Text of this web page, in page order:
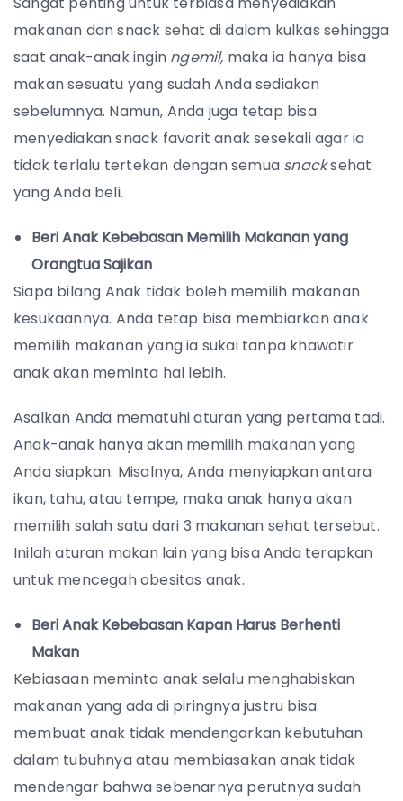
makanan dan snack sehat di dalam kulkas sehingga
saat anak-anak ingin ngemil, maka ia hanya bisa
makan sesuatu yang sudah Anda sediakan
sebelumnya. Namun, Anda juga tetap bisa
menyediakan snack favorit anak sesekali agar ia
tidak terlalu tertekan dengan semua snacksehat
yang Anda beli.
Beri Anak Kebebasan Memilih Makanan yang
Orangtua Sajikan
Siapa bilang Anak tidak boleh memilih makanan
kesukaannya. Anda tetap bisa membiarkan anak
memilih makanan yang ia sukai tanpa khawatir
anak akan meminta hal lebih.
Asalkan Anda mematuhi aturan yang pertama tadi.
Anak-anak hanya akan memilih makanan yang
Anda siapkan. Misalnya, Anda menyiapkan antara
ikan, tahu, atau tempe, maka anak hanya akan
memilih salah satu dari 3 makanan sehat tersebut.
Inilah aturan makan lain yang bisa Anda terapkan
untuk mencegah obesitas anak.
Beri Anak Kebebasan Kapan Harus Berhenti
Makan
Kebiasaan meminta anak selalu menghabiskan
makanan yang ada di piringnya justru bisa
membuat anak tidak mendengarkan kebutuhan
dalam tubuhnya atau membiasakan anak tidak
mendengar bahwa sebenarnya perutnya sudah